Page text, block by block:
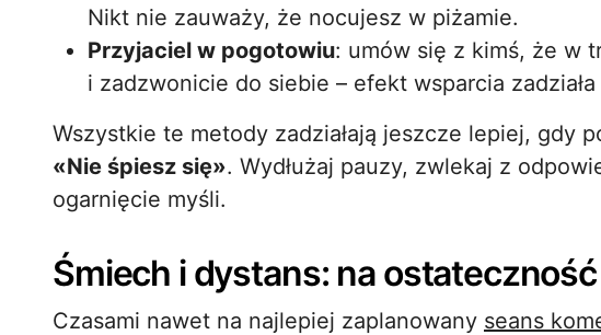
Nikt nie zauważy, że nocujesz w piżamie.
Przyjaciel w pogotowiu: umów się z kimś, że w
i zadzwonicie do siebie – efekt wsparcia zadziała
Wszystkie te metody zadziałają jeszcze lepiej, gdy
«Nie śpiesz się». Wydłużaj pauzy, zwlekaj z
ogarnięcie myśli.
Śmiech i dystans: na ostateczność
Czasami nawet na najlepiej zaplanowany seans